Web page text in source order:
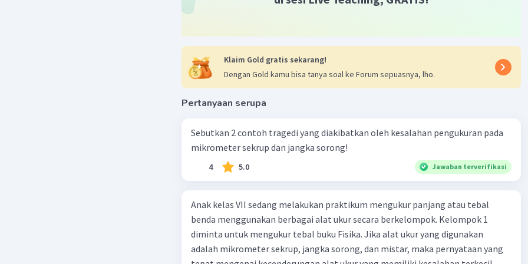
Klaim Gold gratis sekarang!
Dengan Gold kamu bisa tanya soal ke Forum sepuasnya, lho.
Pertanyaan serupa
Sebutkan 2 contoh tragedi yang diakibatkan oleh kesalahan pengukuran pada
mikrometer sekrup dan jangka sorong!
4 5.0 Jawaban terverifikasi
Anak kelas VII sedang melakukan praktikum mengukur panjang atau tebal
benda menggunakan berbagai alat ukur secara berkelompok. Kelompok 1
diminta untuk mengukur tebal buku Fisika. Jika alat ukur yang digunakan
adalah mikrometer sekrup, jangka sorong, dan mistar, maka pernyataan yang